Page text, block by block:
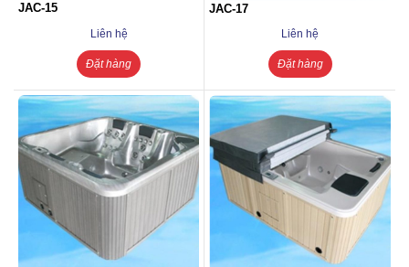
JAC-15
Liên hệ
Đặt hàng
JAC-17
Liên hệ
Đặt hàng